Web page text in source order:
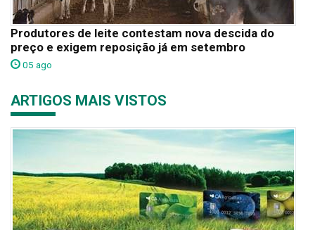
Produtores de leite contestam nova descida do
preço e exigem reposição já em setembro
05 ago
ARTIGOS MAIS VISTOS